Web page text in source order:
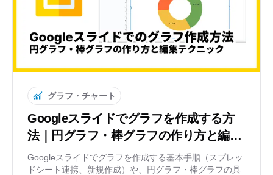
グラフ・チャート
Googleスライドでグラフを作成する方
法｜円グラフ・棒グラフの作り方と編集
テクニック
Googleスライドでグラフを作成する基本手順（スプレッ
ドシート連携、新規作成）や、円グラフ・棒グラフの具